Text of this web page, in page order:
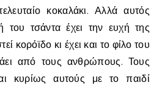
κοκαλάκι. Αλλά αυτός
του τσάντα έχει την ευχή της
κορόϊδο κι έχει και το φίλο του
από τους ανθρώπους. Τους
κυρίως αυτούς με το παιδί